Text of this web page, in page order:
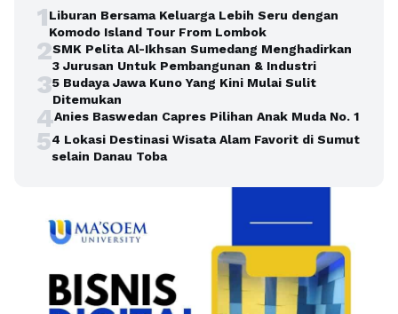
1Liburan Bersama Keluarga Lebih Seru dengan
Komodo Island Tour From Lombok
2SMK Pelita Al-Ikhsan Sumedang Menghadirkan
3 Jurusan Untuk Pembangunan & Industri
35 Budaya Jawa Kuno Yang Kini Mulai Sulit
Ditemukan
4Anies Baswedan Capres Pilihan Anak Muda No. 1
54 Lokasi Destinasi Wisata Alam Favorit di Sumut
selain Danau Toba